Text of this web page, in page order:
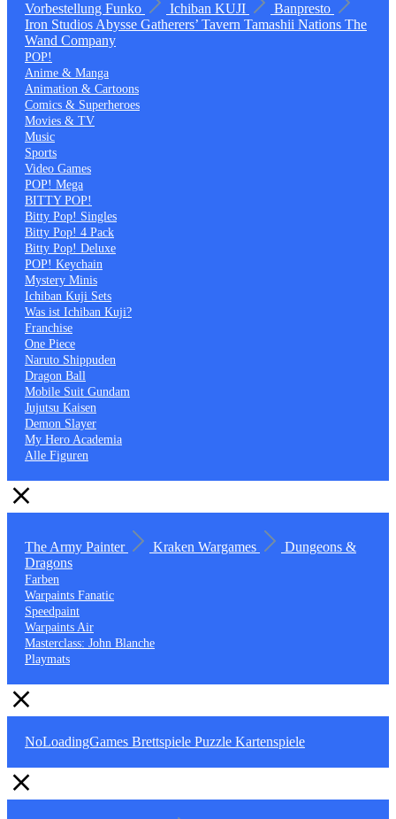
Vorbestellung Funko Ichiban KUJI
Banpresto
Iron Studios Abysse Gatherers’ Tavern Tamashii Nations The
Wand Company
POP!
Anime & Manga
Animation & Cartoons
Comics & Superheroes
Movies & TV
Music
Sports
Video Games
POP! Mega
BITTY POP!
Bitty Pop! Singles
Bitty Pop! 4 Pack
Bitty Pop! Deluxe
POP! Keychain
Mystery Minis
Ichiban Kuji Sets
Was ist Ichiban Kuji?
Franchise
One Piece
Naruto Shippuden
Dragon Ball
Mobile Suit Gundam
Jujutsu Kaisen
Demon Slayer
My Hero Academia
Alle Figuren
The Army Painter Kraken Wargames
Dungeons &
Dragons
Farben
Warpaints Fanatic
Speedpaint
Warpaints Air
Masterclass: John Blanche
Playmats
NoLoadingGames Brettspiele Puzzle Kartenspiele